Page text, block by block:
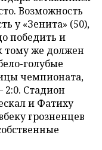
Возможность
у «Зенита» (50),
победить и
тому же должен
голубые
чемпионата,
2:0. Стадион
и Фатиху
грозненцев